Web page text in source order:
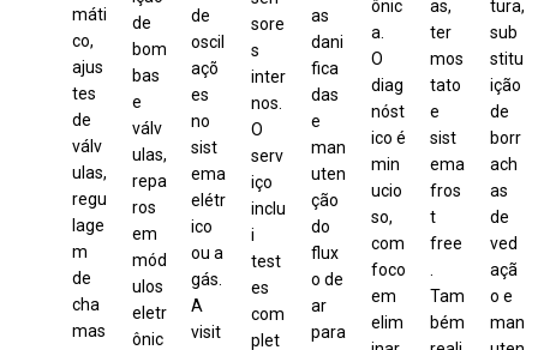
máti
co,
ajus
tes
de
válv
ulas,
regu
lage
m
de
cha
mas
de
bom
bas
e
válv
ulas,
repa
ros
em
mód
ulos
eletr
ônic
de
oscil
açõ
es
no
sist
ema
elétr
ico
ou a
gás.
A
visit
sore
s
inter
nos.
O
serv
iço
inclu
i
test
es
com
plet
as
dani
fica
das
e
man
uten
ção
do
flux
o de
ar
para
ônic
a.
O
diag
nóst
ico é
min
ucio
so,
com
foco
em
elim
as,
ter
mos
tato
e
sist
ema
fros
t
free
Tam
bém
tura,
sub
stitu
ição
de
borr
ach
as
de
ved
açã
o e
man